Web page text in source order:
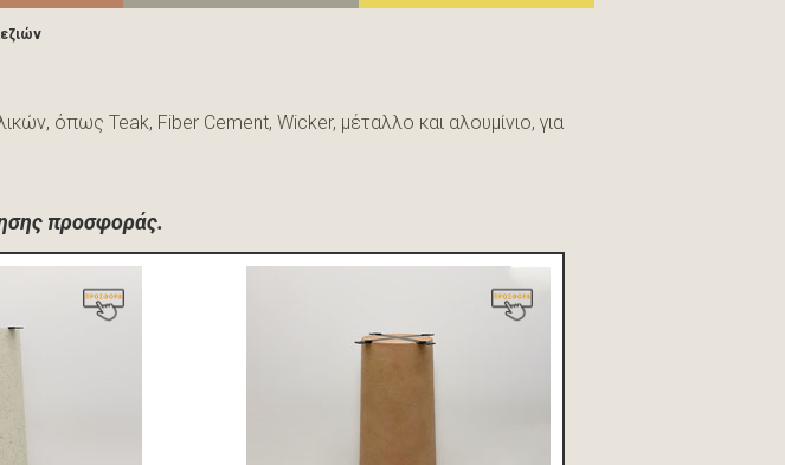
όπως Teak, Fiber Cement, Wicker, μέταλλο και αλουμίνιο, για
προσφοράς.